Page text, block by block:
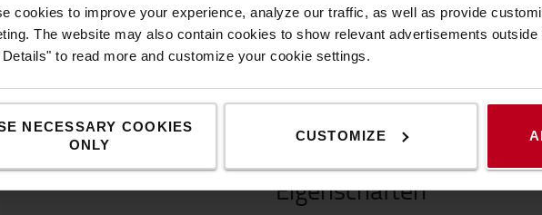
cookies to improve your experience, analyze our traffic, as well as provide
The website may also contain cookies to show relevant advertisements
to read more and customize your cookie settings.
NECESSARY COOKIES
ONLY
CUSTOMIZE
EIGENSCHAFTEN
Eigenschaften